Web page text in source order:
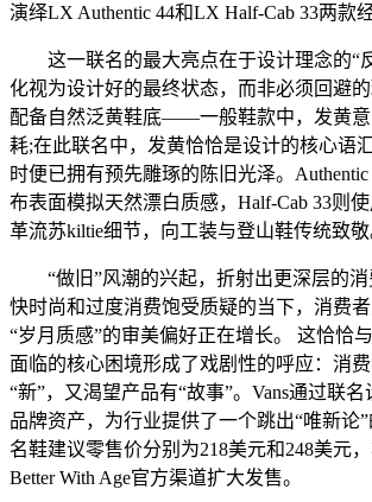
演绎LX Authentic 44和LX Half-Cab 33两款
这一联名的最大亮点在于设计理念的“
化视为设计好的最终状态，而非必须回避
配备自然泛黄鞋底——一般鞋款中，发黄意
耗;在此联名中，发黄恰恰是设计的核心语
时便已拥有预先雕琢的陈旧光泽。
布表面模拟天然漂白质感，Half-Cab 33则
革流苏kiltie细节，向工装与登山鞋传统致敬
“做旧”风潮的兴起，折射出更深层的
快时尚和过度消费饱受质疑的当下，消费者
“岁月质感”的审美偏好正在增长。 这恰恰
面临的核心困境形成了戏剧性的呼应：消
“新”，又渴望产品有“故事”。Vans通过联名
品牌资产，为行业提供了一个跳出“唯新论
名鞋建议零售价分别为218美元和248美元
Better With Age官方渠道扩大发售。